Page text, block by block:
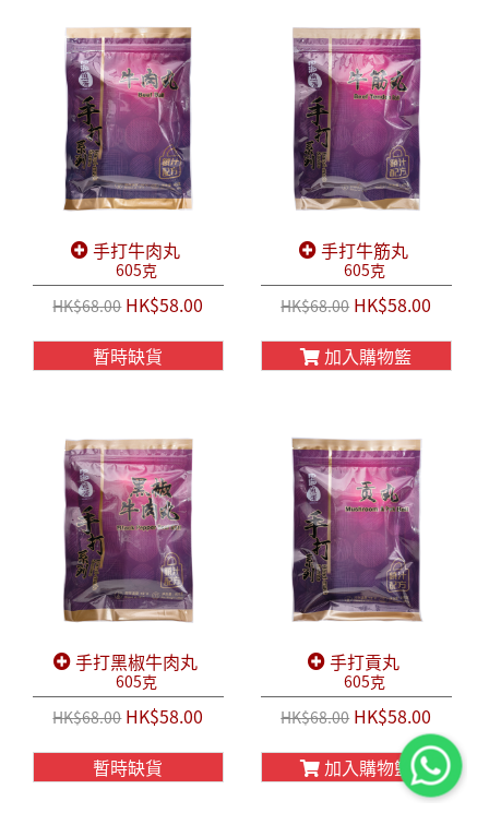
手打牛肉丸
605克
HK$68.00HK$58.00
暫時缺貨
手打牛筋丸
605克
HK$68.00HK$58.00
加入購物籃
手打黑椒牛肉丸
605克
HK$68.00HK$58.00
暫時缺貨
手打貢丸
605克
HK$68.00HK$58.00
加入購物籃